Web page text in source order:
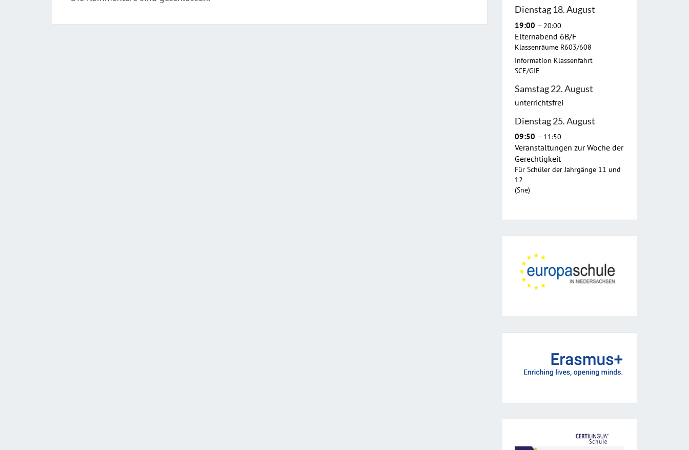
Dienstag 18.August
19:00 – 20:00
Elternabend 6B/F
Klassenräume R603/608
Information Klassenfahrt
SCE/GIE
Samstag 22.August
unterrichtsfrei
Dienstag 25.August
09:50 – 11:50
Veranstaltungen zur Woche der
Gerechtigkeit
Für Schüler der Jahrgänge 11 und
12
(Sne)